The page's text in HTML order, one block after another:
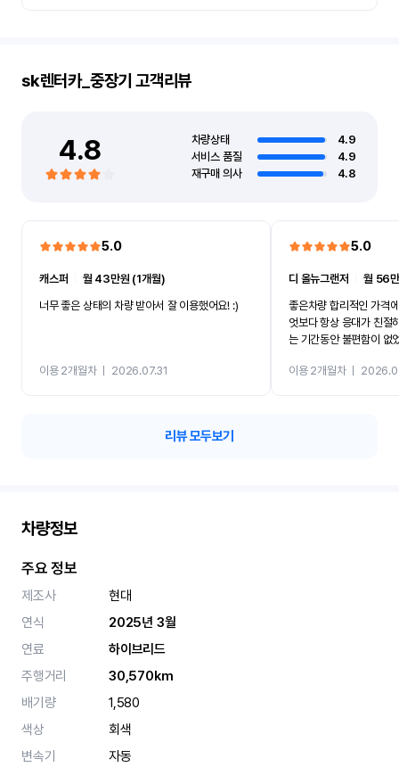
sk렌터카_중장기 고객리뷰
4.8 차량상태
4.9
서비스 품질
4.9
재구매 의사
4.8
5.0
캐스퍼
월 43만원 (1개월)
너무 좋은 상태의 차량 받아서 잘 이용했어요! :)
이용 2개월차ㅣ 2026.07.31
5.0
디 올뉴그랜저 ㅣ월 56
좋은차량 합리적인 가격
엇보다 항상 응대가 친절
는 기간동안 불편함이 없
카 렌트 고민없이 강추합
이용 2개월차ㅣ
리뷰 모두보기
차량정보
주요 정보
제조사
현대
연식
2025년 3월
연료
하이브리드
주행거리
30,570km
배기량
1,580
색상
회색
변속기
자동